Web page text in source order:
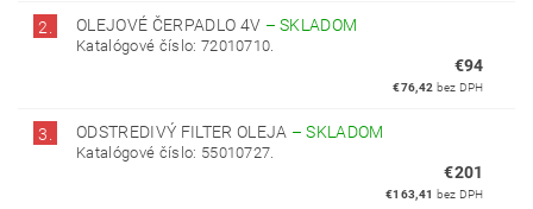
2. OLEJOVÉ ČERPADLO 4V –SKLADOM
Katalógové číslo: 72010710.
€94
€76,42 bez DPH
3. ODSTREDIVÝ FILTER OLEJA –SKLADOM
Katalógové číslo: 55010727.
€201
€163,41 bez DPH